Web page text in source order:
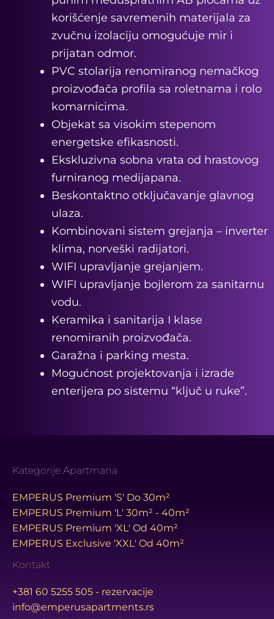
korišćenje savremenih materijala za
zvučnu izolaciju omogućuje mir i
prijatan odmor.
PVC stolarija renomiranog nemačkog
proizvođača profila sa roletnama i rolo
komarnicima.
Objekat sa visokim stepenom
energetske efikasnosti.
Ekskluzivna sobna vrata od hrastovog
furniranog medijapana.
Beskontaktno otključavanje glavnog
ulaza.
Kombinovani sistem grejanja – inverter
klima, norveški radijatori.
WIFI upravljanje grejanjem.
WIFI upravljanje bojlerom za sanitarnu
vodu.
Keramika i sanitarija I klase
renomiranih proizvođača.
Garažna i parking mesta.
Mogućnost projektovanja i izrade
enterijera po sistemu “ključ u ruke”.
Kategorije Apartmana
EMPERUS Premium 'S' Do 30m²
EMPERUS Premium 'L' 30m² - 40m²
EMPERUS Premium 'XL' Od 40m²
EMPERUS Exclusive 'XXL' Od 40m²
Kontakt
+381 60 5255 505 - rezervacije
info@emperusapartments.rs